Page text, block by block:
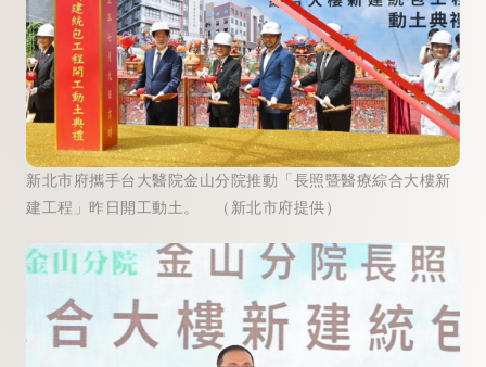
新北市府攜手台大醫院金山分院推動「長照暨醫療綜合大樓新
建工程」昨日開工動土。 （新北市府提供）